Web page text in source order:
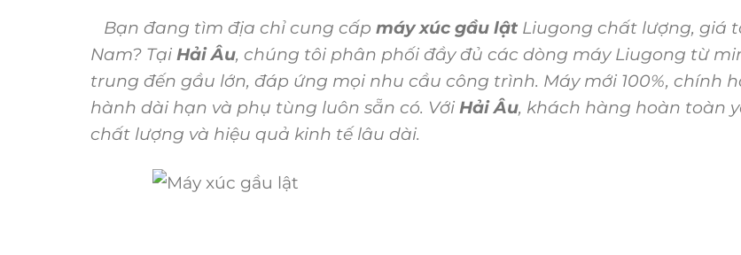
Bạn đang tìm địa chỉ cung cấp máy xúc gầu lật Liugong chất lượng, giá
Nam? Tại Hải Âu, chúng tôi phân phối đầy đủ các dòng máy Liugong từ
trung đến gầu lớn, đáp ứng mọi nhu cầu công trình. Máy mới 100%, chính
hành dài hạn và phụ tùng luôn sẵn có. Với Hải Âu, khách hàng hoàn toàn
chất lượng và hiệu quả kinh tế lâu dài.